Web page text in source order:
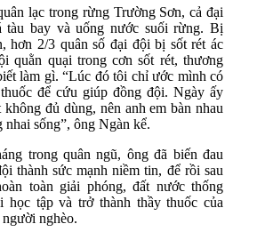
lạc trong rừng Trường Sơn, cả đại
tàu bay và uống nước suối rừng. Bị
hơn 2/3 quân số đại đội bị sốt rét ác
quằn quại trong cơn sốt rét, thương
làm gì. “Lúc đó tôi chỉ ước mình có
để cứu giúp đồng đội. Ngày ấy
không đủ dùng, nên anh em bàn nhau
sống”, ông Ngàn kể.
trong quân ngũ, ông đã biến đau
thành sức mạnh niềm tin, để rồi sau
toàn giải phóng, đất nước thống
học tập và trở thành thầy thuốc của
nghèo.